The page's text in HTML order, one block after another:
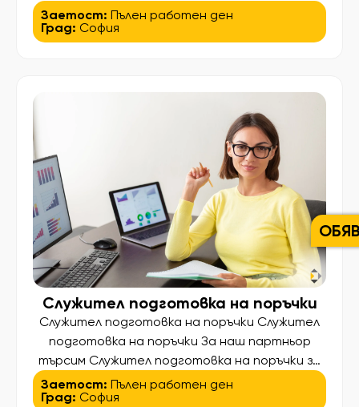
множество държави – търсим опитен Hotel
Operations Manager за 4-звезден хотел в
основни отговорности Организация и […]
Заетост: Пълен работен ден
Град: София
Служител подготовка на поръчки
Служител подготовка на поръчки Служител
подготовка на поръчки За наш партньор
търсим Служител подготовка на поръчки за
работа на търговска борса в кв. Дружба,
София. Какво ще правите? • Подготовка на
Заетост: Пълен работен ден
Град: София